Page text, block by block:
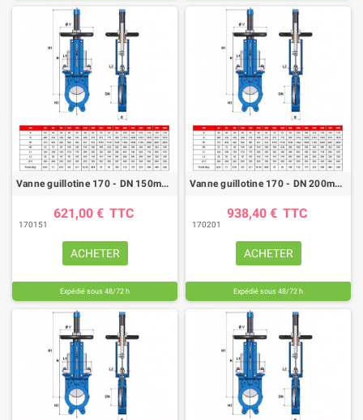
Vanne guillotine 170 - DN 150mm - FTE/NBR - fin de course
621,00 € TTC
170151
ACHETER
Expédié sous 48/72 h
Vanne guillotine 170 - DN 200mm - FTE/NBR - fin de course
938,40 € TTC
170201
ACHETER
Expédié sous 48/72 h